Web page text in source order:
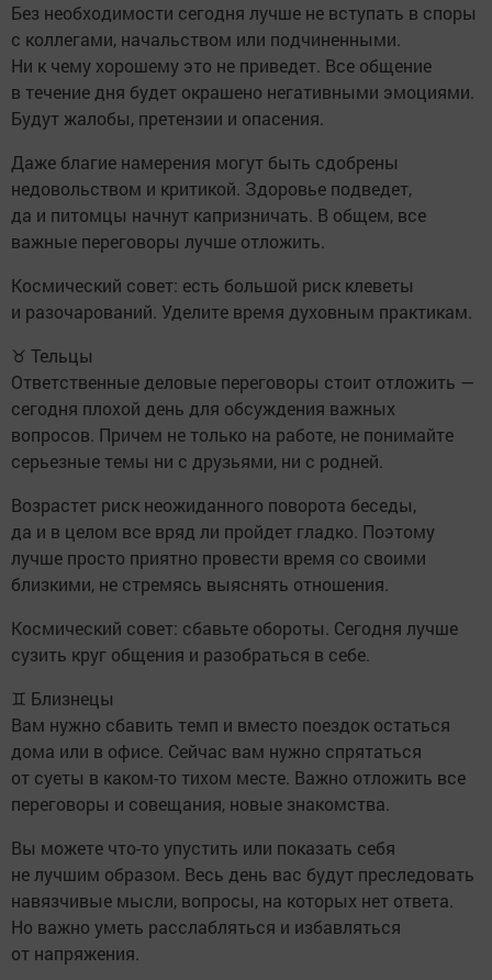
Без необходимости сегодня лучше не вступать в споры
с коллегами, начальством или подчиненными.
Ни к чему хорошему это не приведет. Все общение
в течение дня будет окрашено негативными эмоциями.
Будут жалобы, претензии и опасения.
Даже благие намерения могут быть сдобрены
недовольством и критикой. Здоровье подведет,
да и питомцы начнут капризничать. В общем, все
важные переговоры лучше отложить.
Космический совет: есть большой риск клеветы
и разочарований. Уделите время духовным практикам.
♉ Тельцы
Ответственные деловые переговоры стоит отложить —
сегодня плохой день для обсуждения важных
вопросов. Причем не только на работе, не понимайте
серьезные темы ни с друзьями, ни с родней.
Возрастет риск неожиданного поворота беседы,
да и в целом все вряд ли пройдет гладко. Поэтому
лучше просто приятно провести время со своими
близкими, не стремясь выяснять отношения.
Космический совет: сбавьте обороты. Сегодня лучше
сузить круг общения и разобраться в себе.
♊ Близнецы
Вам нужно сбавить темп и вместо поездок остаться
дома или в офисе. Сейчас вам нужно спрятаться
от суеты в каком-то тихом месте. Важно отложить все
переговоры и совещания, новые знакомства.
Вы можете что-то упустить или показать себя
не лучшим образом. Весь день вас будут преследовать
навязчивые мысли, вопросы, на которых нет ответа.
Но важно уметь расслабляться и избавляться
от напряжения.